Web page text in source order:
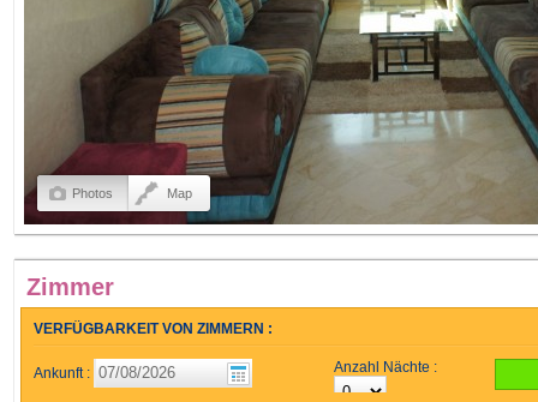
Photos Map
Zimmer
VERFÜGBARKEIT VON ZIMMERN :
Ankunft : Anzahl Nächte :